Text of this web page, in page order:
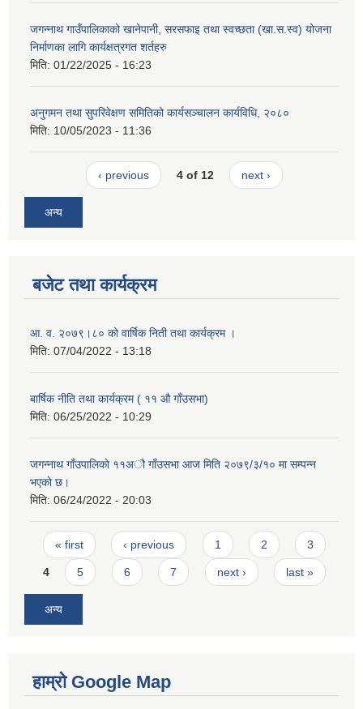
जगन्नाथ गाउँपालिकाको खानेपानी, सरसफाइ तथा स्वच्छता (खा.स.स्व) योजना
निर्माणका लागि कार्यक्षत्रगत शर्तहरु
मिति: 01/22/2025 - 16:23
अनुगमन तथा सुपरिवेक्षण समितिको कार्यसञ्चालन कार्यविधि, २०८०
मिति: 10/05/2023 - 11:36
‹ previous 4 of 12 next ›
अन्य
बजेट तथा कार्यक्रम
आ. व. २०७९।८० को वार्षिक निती तथा कार्यक्रम ।
मिति: 07/04/2022 - 13:18
बार्षिक नीति तथा कार्यक्रम ( ११ औ गाँउसभा)
मिति: 06/25/2022 - 10:29
जगन्नाथ गाँउपालिकाे ११अौ गाँउसभा आज मिति २०७९/३/१० मा सम्पन्न
भएकाे छ।
मिति: 06/24/2022 - 20:03
Pages
« first ‹ previous 1 2 3
4 5 6 7 next › last »
अन्य
हाम्रो Google Map